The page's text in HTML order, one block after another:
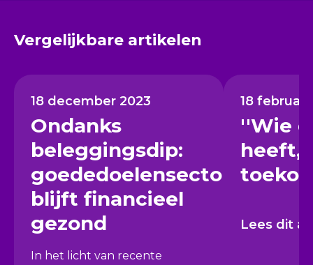
Vergelijkbare artikelen
18 december 2023
Ondanks
beleggingsdip:
goededoelensector
blijft financieel
gezond
In het licht van recente
18 februari
''Wie
heeft,
Lees dit